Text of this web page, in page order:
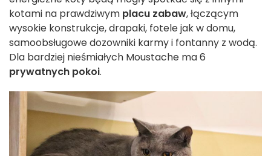
kotami na prawdziwym placu zabaw, łączącym
wysokie konstrukcje, drapaki, fotele jak w domu,
samoobsługowe dozowniki karmy i fontanny z wodą.
Dla bardziej nieśmiałych Moustache ma 6
prywatnych pokoi.